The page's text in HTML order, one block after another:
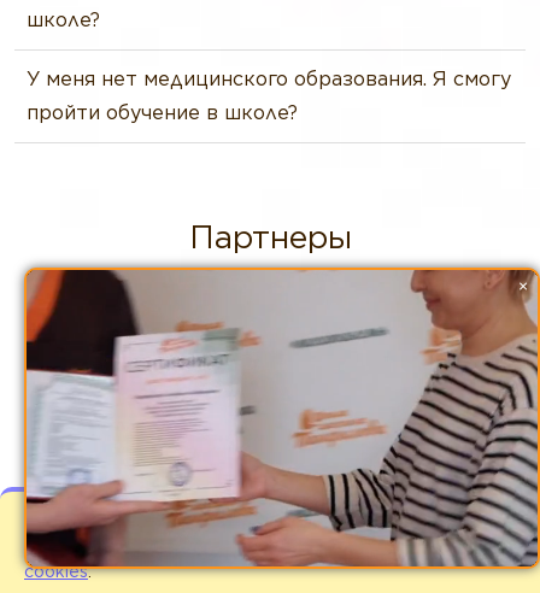
школе?
У меня нет медицинского образования. Я смогу
пройти обучение в школе?
Партнеры
×
Мы используем файлы cookies для улучшения
работы сайта. Оставаясь на нашем сайте Вы
соглашаетесь с условиями использования файлов
cookies.